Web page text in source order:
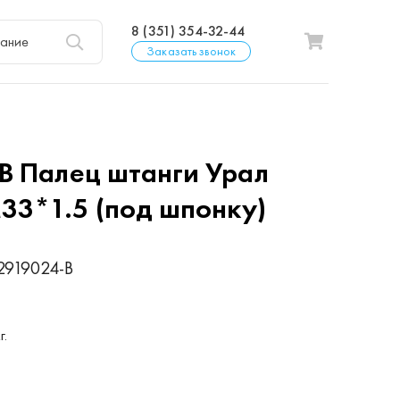
8 (351) 354-32-44
Заказать звонок
Палец штанги Урал
(под шпонку)
В